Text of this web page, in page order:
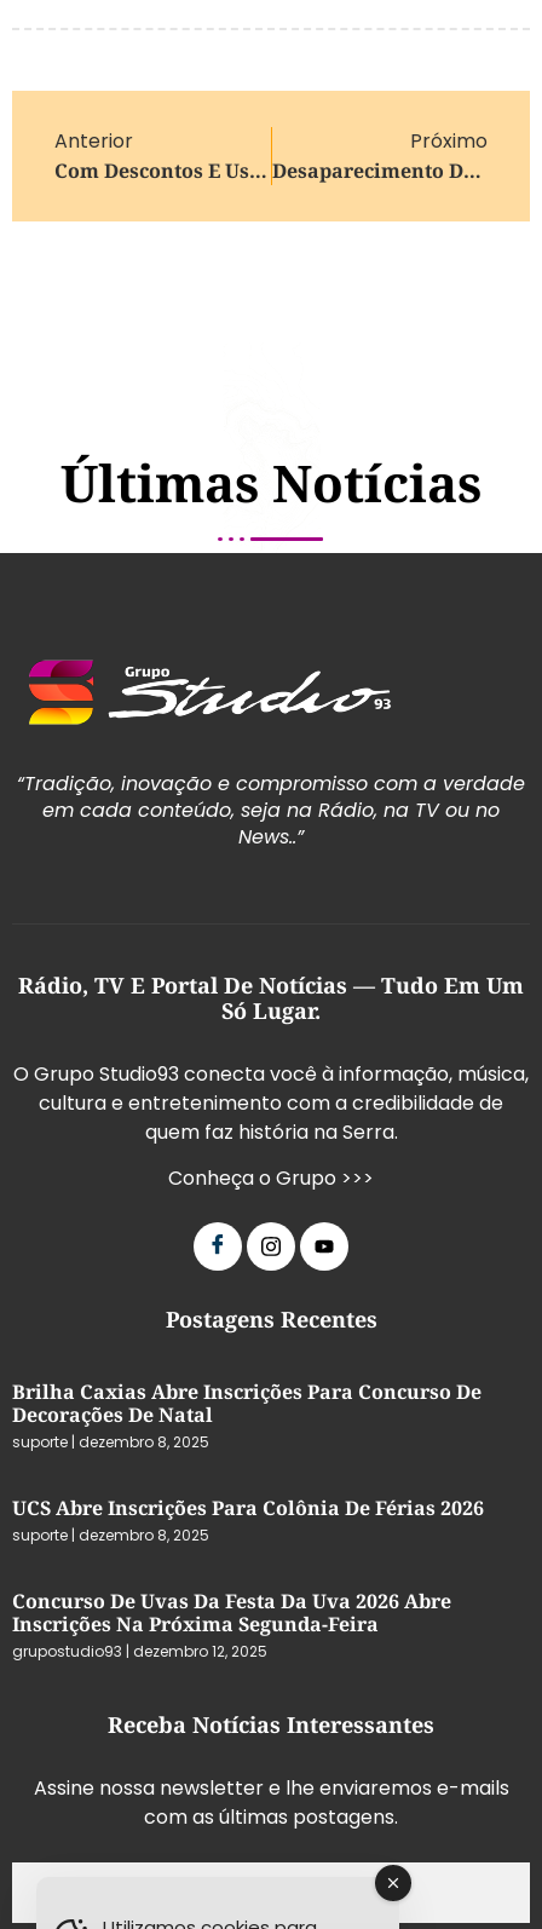
Anterior
Com Descontos E Uso De Precatórios Para Quitar Dívidas De ICMS, Adesão Ao Novo Edital Do Acordo Gaúcho Começa Nesta Segunda
Próximo
Desaparecimento De Família No RS Chega A 50 Dias: Afinal, O Que Impede O Avanço Da Investigação?
Últimas Notícias
“Tradição, inovação e compromisso com a verdade
em cada conteúdo, seja na Rádio, na TV ou no
News..”
Rádio, TV E Portal De Notícias — Tudo Em Um
Só Lugar.
O Grupo Studio93 conecta você à informação, música,
cultura e entretenimento com a credibilidade de
quem faz história na Serra.
Conheça o Grupo >>>
Postagens Recentes
Brilha Caxias Abre Inscrições Para Concurso De
Decorações De Natal
suporte dezembro 8, 2025
UCS Abre Inscrições Para Colônia De Férias 2026
suporte dezembro 8, 2025
Concurso De Uvas Da Festa Da Uva 2026 Abre
Inscrições Na Próxima Segunda-Feira
grupostudio93 dezembro 12, 2025
Receba Notícias Interessantes
Assine nossa newsletter e lhe enviaremos e-mails
com as últimas postagens.